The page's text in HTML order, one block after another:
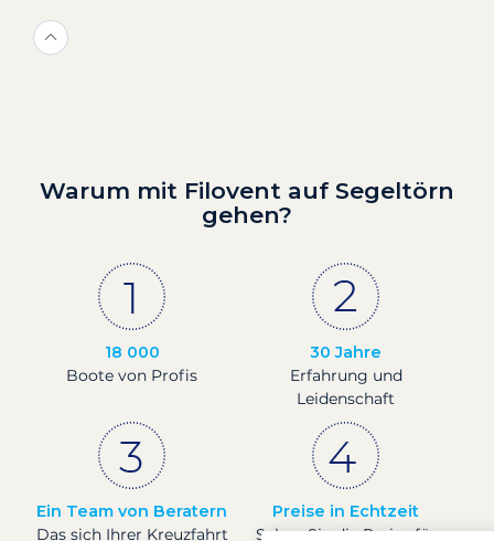
Warum mit Filovent auf Segeltörn
gehen?
18 000
Boote von Profis
30 Jahre
Erfahrung und
Leidenschaft
Ein Team von Beratern
Das sich Ihrer Kreuzfahrt
Preise in Echtzeit
Sehen Sie die Preise für